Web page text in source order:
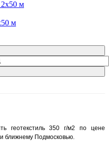
м
геотекстиль 350 г/м2 по цене
ближнему Подмосковью.